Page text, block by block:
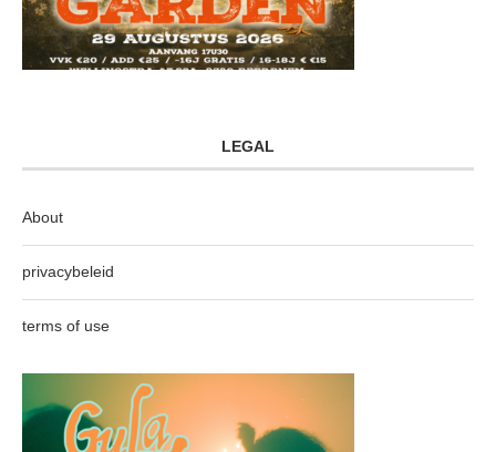
LEGAL
About
privacybeleid
terms of use